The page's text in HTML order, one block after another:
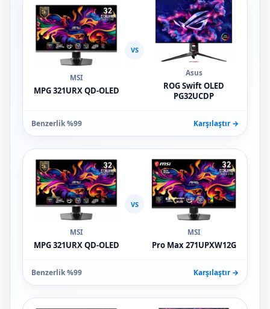
MSI
MPG 321URX QD-OLED
VS
Asus
ROG Swift OLED
PG32UCDP
Benzerlik %99 Karşılaştır →
MSI
MPG 321URX QD-OLED
VS
MSI
Pro Max 271UPXW12G
Benzerlik %99 Karşılaştır →